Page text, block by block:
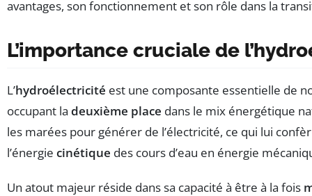
L’importance cruciale de
L’hydroélectricité est une composante essentielle de
occupant la deuxième place dans le mix énergétique
les marées pour générer de l’électricité, ce qui lui
l’énergie cinétique des cours d’eau en énergie
Un atout majeur réside dans sa capacité à être à la fois